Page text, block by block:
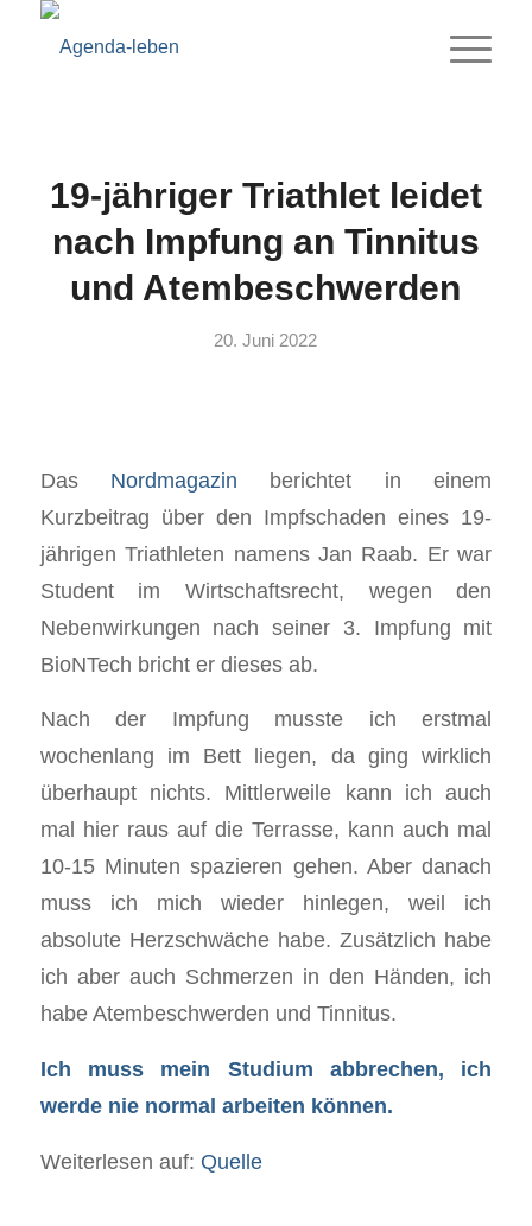
19-jähriger Triathlet leidet
nach Impfung an Tinnitus
und Atembeschwerden
20. Juni 2022
Das Nordmagazin berichtet in einem
Kurzbeitrag über den Impfschaden eines 19-
jährigen Triathleten namens Jan Raab. Er war
Student im Wirtschaftsrecht, wegen den
Nebenwirkungen nach seiner 3. Impfung mit
BioNTech bricht er dieses ab.
Nach der Impfung musste ich erstmal
wochenlang im Bett liegen, da ging wirklich
überhaupt nichts. Mittlerweile kann ich auch
mal hier raus auf die Terrasse, kann auch mal
10-15 Minuten spazieren gehen. Aber danach
muss ich mich wieder hinlegen, weil ich
absolute Herzschwäche habe. Zusätzlich habe
ich aber auch Schmerzen in den Händen, ich
habe Atembeschwerden und Tinnitus.
Ich muss mein Studium abbrechen, ich
werde nie normal arbeiten können.
Weiterlesen auf: Quelle